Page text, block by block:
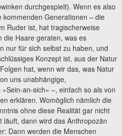
durchgespielt). Wenn es also
Generatio­nen – die
Ruder ist, hat tragischerweise
die Haare geraten, was es
nur für sich selbst zu haben, und
Konzept ist, aus der Natur
hat, wenn wir das, was Natur
uns unabhängige,
an-sich« –, einfach so als von
erklären. Womöglich nämlich die
ohne diese Realität gar nicht
dann wird das Anthro­pozän
Dann werden die Menschen